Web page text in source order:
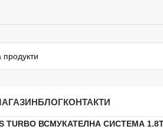
БЛОГКОНТАКТИ
TURBO ВСМУКАТЕЛНА СИСТЕМА